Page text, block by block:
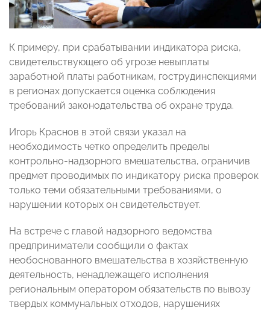
К примеру, при срабатывании индикатора риска,
свидетельствующего об угрозе невыплаты
заработной платы работникам, гострудинспекциями
в регионах допускается оценка соблюдения
требований законодательства об охране труда.
Игорь Краснов в этой связи указал на
необходимость четко определить пределы
контрольно-надзорного вмешательства, ограничив
предмет проводимых по индикатору риска проверок
только теми обязательными требованиями, о
нарушении которых он свидетельствует.
На встрече с главой надзорного ведомства
предприниматели сообщили о фактах
необоснованного вмешательства в хозяйственную
деятельность, ненадлежащего исполнения
региональным оператором обязательств по вывозу
твердых коммунальных отходов, нарушениях